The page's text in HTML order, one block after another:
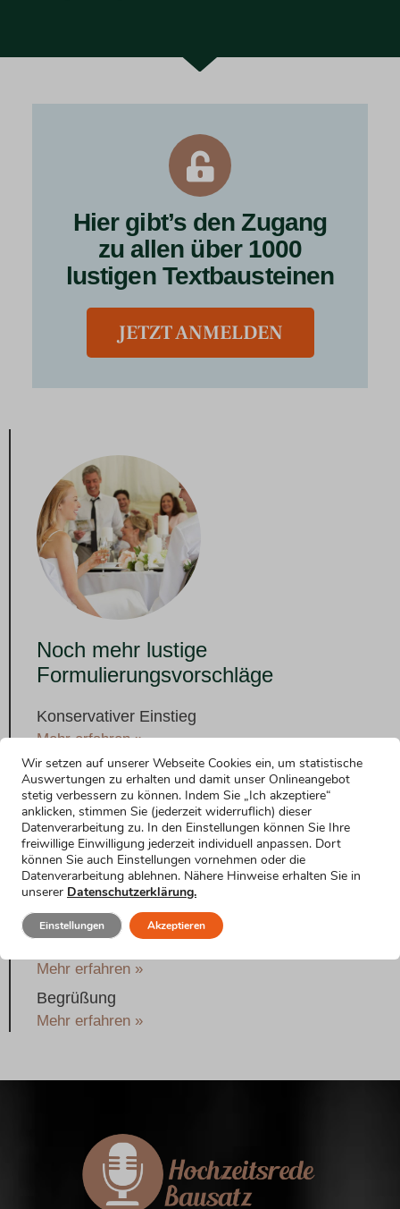
Hier gibt’s den Zugang
zu allen über 1000
lustigen Textbausteinen
JETZT ANMELDEN
Noch mehr lustige
Formulierungsvorschläge
Konservativer Einstieg
Mehr erfahren »
Hochzeitsrede als Brautvater: Lustiger
Einstieg
Mehr erfahren »
Einstieg mit Datum
Mehr erfahren »
Einstieg für nervöse Brautväter
Mehr erfahren »
Mehr erfahren »
Begrüßung
Mehr erfahren »
Wir setzen auf unserer Webseite Cookies ein, um statistische
Auswertungen zu erhalten und damit unser Onlineangebot
stetig verbessern zu können. Indem Sie „Ich akzeptiere“
anklicken, stimmen Sie (jederzeit widerruflich) dieser
Datenverarbeitung zu. In den Einstellungen können Sie Ihre
freiwillige Einwilligung jederzeit individuell anpassen. Dort
können Sie auch Einstellungen vornehmen oder die
Datenverarbeitung ablehnen. Nähere Hinweise erhalten Sie in
unserer Datenschutzerklärung.
Akzeptieren
Einstellungen